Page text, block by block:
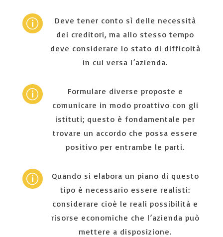
p
Deve tener conto sì delle necessità
dei creditori, ma allo stesso tempo
deve considerare lo stato di difficoltà
in cui versa l’azienda.
p
Formulare diverse proposte e
comunicare in modo proattivo con gli
istituti; questo è fondamentale per
trovare un accordo che possa essere
positivo per entrambe le parti.
p
Quando si elabora un piano di questo
tipo è necessario essere realisti:
considerare cioè le reali possibilità e
risorse economiche che l’azienda può
mettere a disposizione.